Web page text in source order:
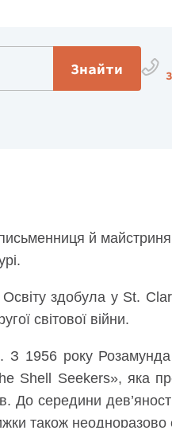
Знайти
й
здобула у St.
світової війни.
1956 року
Shell Seekers», яка
До середини
також